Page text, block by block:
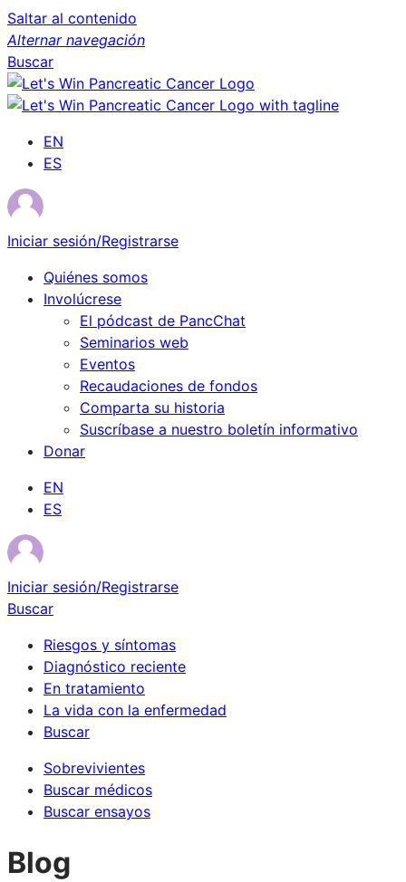
Saltar al contenido
Alternar navegación
Buscar
EN
ES
Iniciar sesión/Registrarse
Quiénes somos
Involúcrese
El pódcast de PancChat
Seminarios web
Eventos
Recaudaciones de fondos
Comparta su historia
Suscríbase a nuestro boletín informativo
Donar
EN
ES
Iniciar sesión/Registrarse
Buscar
Riesgos y síntomas
Diagnóstico reciente
En tratamiento
La vida con la enfermedad
Buscar
Sobrevivientes
Buscar médicos
Buscar ensayos
Blog